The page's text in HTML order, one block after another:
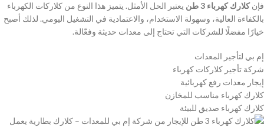
فإنكلارك كهرباء 3 طن
يعتبر الحل الأمثل. يتميز هذا النوع من كلاركات الكهرباء
بالكفاءة العالية، وسهولة الاستخدام، والاعتمادية في التشغيل اليومي. لذلك أصبح
خيارًا مفضلًا للشركات التي تحتاج إلى معدات حديثة وفعّالة.
إم بي لتأجير المعدات
شركة تأجير كلاركات كهرباء
إيجار معدات رفع كهربائية
كلارك كهرباء مناسب للمخازن
كلارك كهرباء صديق للبيئة